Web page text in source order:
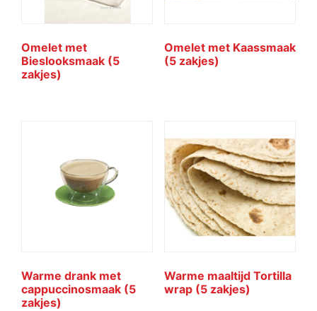
Omelet met
Bieslooksmaak (5
zakjes)
Omelet met Kaassmaak
(5 zakjes)
Warme drank met
cappuccinosmaak (5
zakjes)
Warme maaltijd Tortilla
wrap (5 zakjes)